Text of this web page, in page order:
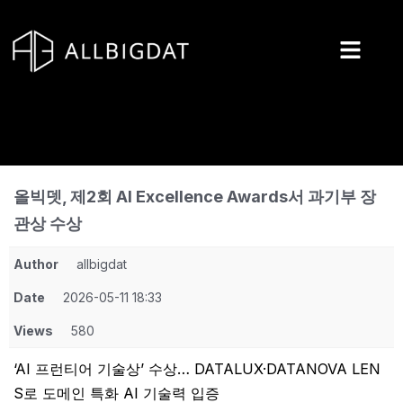
츠
올빅뎃, 제2회 AI Excellence Awards서 과기부 장
관상 수상
Author allbigdat
Date 2026-05-11 18:33
Views 580
‘AI 프런티어 기술상’ 수상… DATALUX·DATANOVA LEN
S로 도메인 특화 AI 기술력 입증